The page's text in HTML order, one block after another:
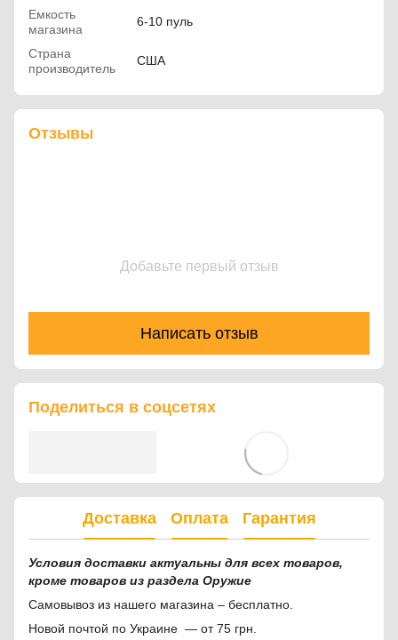
Емкость
магазина
6-10 пуль
Страна
производитель
США
Отзывы
Добавьте первый отзыв
Написать отзыв
Поделиться в соцсетях
Доставка Оплата Гарантия
Условия доставки актуальны для всех товаров,
кроме товаров из раздела Оружие
Самовывоз из нашего магазина – бесплатно.
Новой почтой по Украине — от 75 грн.